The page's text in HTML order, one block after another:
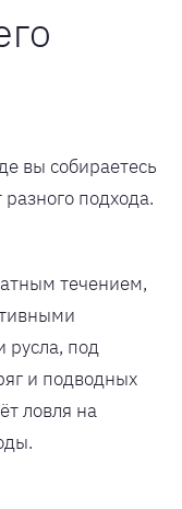
вы собираетесь
подхода.
течением,
русла, под
и подводных
ловля на